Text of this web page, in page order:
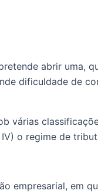
abrir uma,
dificuldade de
o regime de